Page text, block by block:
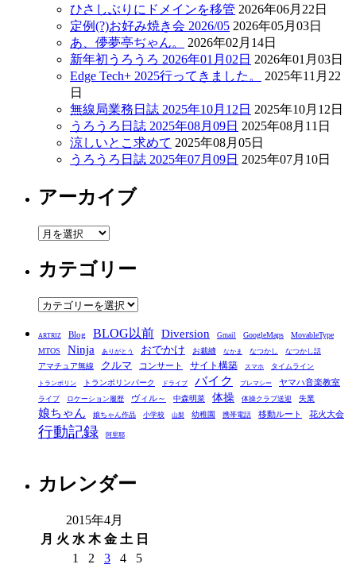
ひさしぶりにドメインを移管 2026年06月22日
定例(?)お好み焼き会 2026/05 2026年05月03日
あ、儚夢亭ぢゃん。
2026年02月14日
新年初うろうろ 2026年01月02日 2026年01月03日
Edge Tech+ 2025行ってきました。
2025年11月22
日
無線局業務日誌 2025年10月12日 2025年10月12日
うろうろ日誌 2025年08月09日 2025年08月11日
涼しいとこ求めて 2025年08月05日
うろうろ日誌 2025年07月09日 2025年07月10日
アーカイブ
ア
カ
イ
ブ
カテゴリー
カ
ゴ
リ
ー
ARTRIZ Blog BLOG以前 Diversion Gmail GoogleMaps
MovableType
MTOS
Ninja ありがとう おでかけ お裁縫 なかま なつかし なつかし話
アマチュア無線 クルマ コンサート サイト構築 スマホ タイムライン
トランポリン トランポリンパーク ドライブ バイク プレマシー ヤマハ音楽教室
ライブ ロケーション履歴 ヴィル～ 中森明菜 体操 体操クラブ送迎 失業
娘ちゃん 娘ちゃん作品 小学校 山梨 幼稚園 携帯電話 移動ルート 花火大会
行動記録 阿里耶
カレンダー
2015年4月
月 火 水 木 金 土 日
1
2 3 4
5